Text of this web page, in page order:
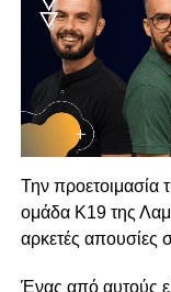
Την προετοιμασία
ομάδα Κ19 της
αρκετές απουσίες
Ένας από αυτούς